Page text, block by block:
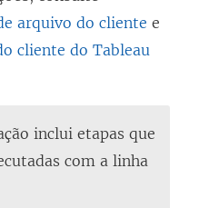
arquivo do cliente e
cliente do Tableau
inclui etapas que
com a linha